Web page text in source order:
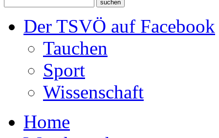
Der TSVÖ auf Facebook
Tauchen
Sport
Wissenschaft
Home